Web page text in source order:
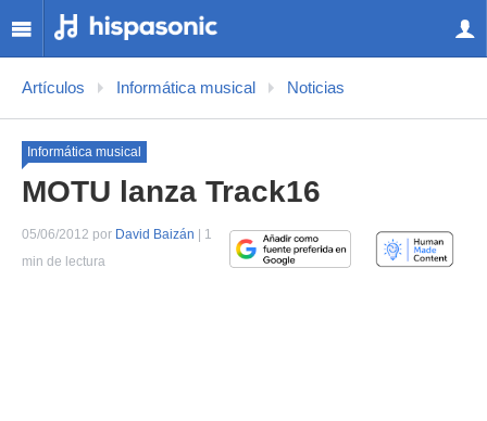
Artículos Informática musical Noticias
Informática musical
MOTU lanza Track16
05/06/2012 por David Baizán | 1
min de lectura